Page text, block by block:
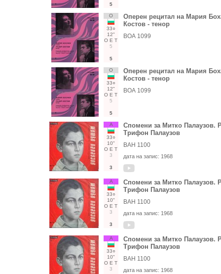
5
О
33○
12"
О Е Т
5
5
Оперен рецитал на Мария
Костов - тенор
ВОА 1099
О
33○
12"
О Е Т
5
5
Оперен рецитал на Мария
Костов - тенор
ВОА 1099
А
33○
10"
О Е Т
3
3
Спомени за Митко Палаузов.
Трифон Палаузов
ВАН 1100
дата на запис: 1968
А
33○
10"
О Е Т
3
3
Спомени за Митко Палаузов.
Трифон Палаузов
ВАН 1100
дата на запис: 1968
А
33○
10"
О Е Т
3
Спомени за Митко Палаузов.
Трифон Палаузов
ВАН 1100
дата на запис: 1968